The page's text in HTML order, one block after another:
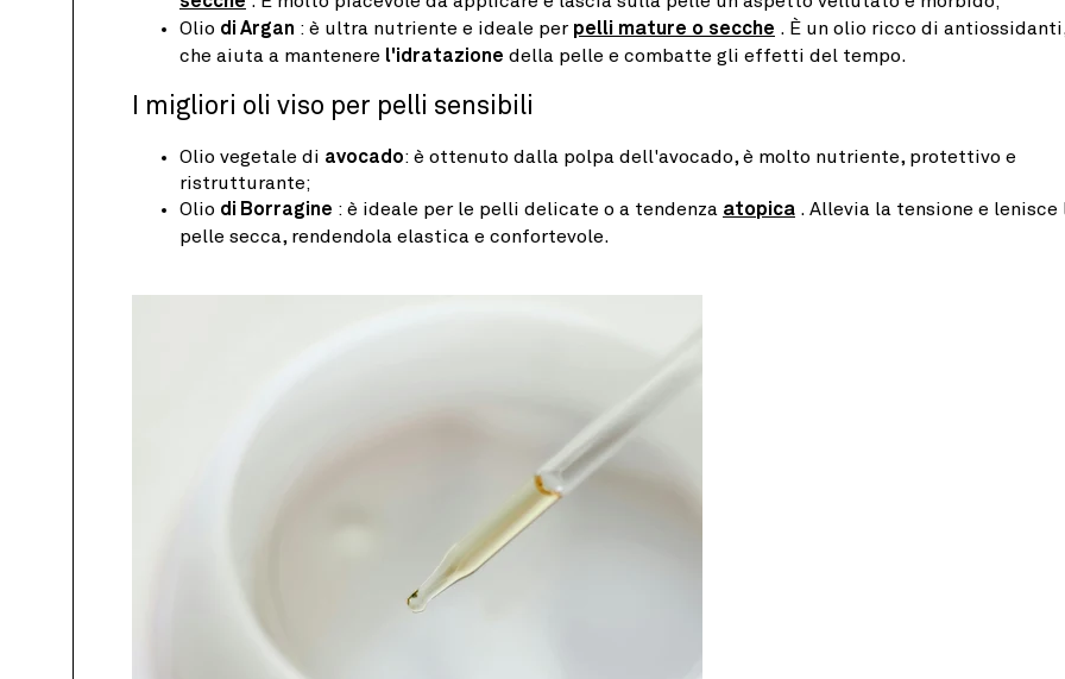
Olio di Argan : è ultra nutriente e ideale per pelli mature o secche . È un olio ricco di
che aiuta a mantenere l'idratazione della pelle e combatte gli effetti del tempo.
I migliori oli viso per pelli sensibili
Olio vegetale di avocado: è ottenuto dalla polpa dell'avocado, è molto nutriente, protettivo e
ristrutturante;
Olio di Borragine : è ideale per le pelli delicate o a tendenza atopica . Allevia la tensione e lenisce
pelle secca, rendendola elastica e confortevole.